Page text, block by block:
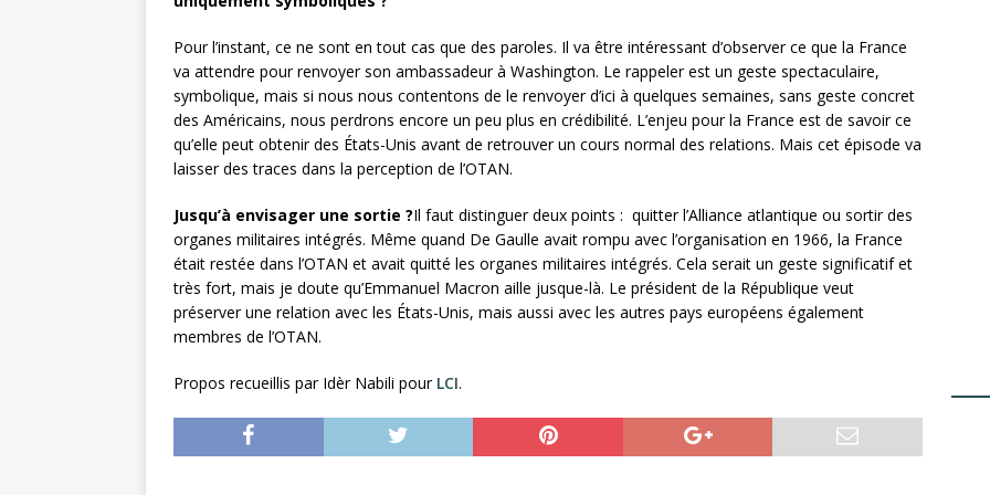
Pour l’instant, ce ne sont en tout cas que des paroles. Il va être intéressant d’observer ce que la France
va attendre pour renvoyer son ambassadeur à Washington. Le rappeler est un geste spectaculaire,
symbolique, mais si nous nous contentons de le renvoyer d’ici à quelques semaines, sans geste concret
des Américains, nous perdrons encore un peu plus en crédibilité. L’enjeu pour la France est de savoir ce
qu’elle peut obtenir des États-Unis avant de retrouver un cours normal des relations. Mais cet épisode va
laisser des traces dans la perception de l’OTAN.
Jusqu’à envisager une sortie ?Il faut distinguer deux points : quitter l’Alliance atlantique ou sortir des
organes militaires intégrés. Même quand De Gaulle avait rompu avec l’organisation en 1966, la France
était restée dans l’OTAN et avait quitté les organes militaires intégrés. Cela serait un geste significatif et
très fort, mais je doute qu’Emmanuel Macron aille jusque-là. Le président de la République veut
préserver une relation avec les États-Unis, mais aussi avec les autres pays européens également
membres de l’OTAN.
Propos recueillis par Idèr Nabili pour LCI.